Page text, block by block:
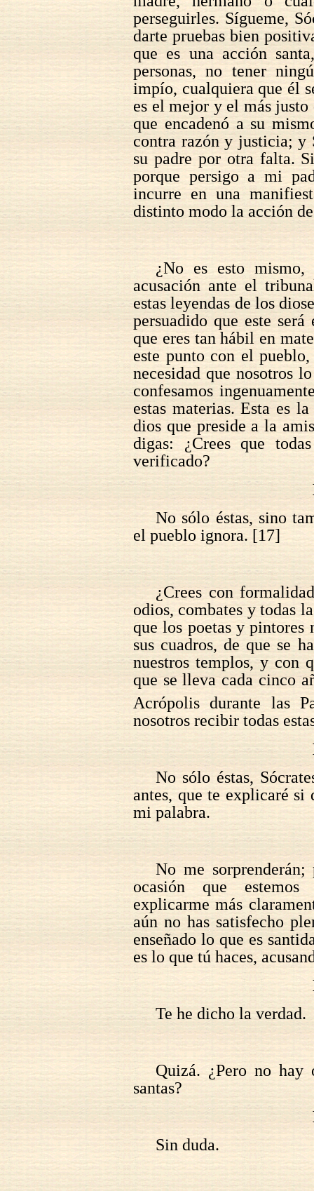
perseguirles. Sígueme,
darte pruebas bien
que es una acción
personas, no tener
impío, cualquiera que él
es el mejor y el más justo
que encadenó a su
contra razón y justicia; y
su padre por otra falta.
porque persigo a mi
incurre en una
distinto modo la acción
¿No es esto
acusación ante el
estas leyendas de los
persuadido que este
que eres tan hábil en
este punto con el
necesidad que nosotros
confesamos
estas materias. Esta es
dios que preside a la
digas: ¿Crees que
verificado?
No sólo éstas, sino
el pueblo ignora. [17]
¿Crees con
odios, combates y todas
que los poetas y pintores
sus cuadros, de que se
nuestros templos, y con
que se lleva cada cinco
Acrópolis durante las
nosotros recibir todas
No sólo éstas,
antes, que te explicaré si
mi palabra.
No me
ocasión que
explicarme más
aún no has satisfecho
enseñado lo que es
es lo que tú haces,
Te he dicho la verdad.
Quizá. ¿Pero no hay
santas?
Sin duda.